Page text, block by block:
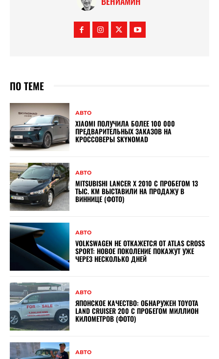
ПО ТЕМЕ
АВТО
XIAOMI ПОЛУЧИЛА БОЛЕЕ 100 000
ПРЕДВАРИТЕЛЬНЫХ ЗАКАЗОВ НА
КРОССОВЕРЫ SKYNOMAD
АВТО
MITSUBISHI LANCER X 2010 С ПРОБЕГОМ 13
ТЫС. КМ ВЫСТАВИЛИ НА ПРОДАЖУ В
ВИННИЦЕ (ФОТО)
АВТО
VOLKSWAGEN НЕ ОТКАЖЕТСЯ ОТ ATLAS CROSS
SPORT: НОВОЕ ПОКОЛЕНИЕ ПОКАЖУТ УЖЕ
ЧЕРЕЗ НЕСКОЛЬКО ДНЕЙ
АВТО
ЯПОНСКОЕ КАЧЕСТВО: ОБНАРУЖЕН TOYOTA
LAND CRUISER 200 С ПРОБЕГОМ МИЛЛИОН
КИЛОМЕТРОВ (ФОТО)
АВТО